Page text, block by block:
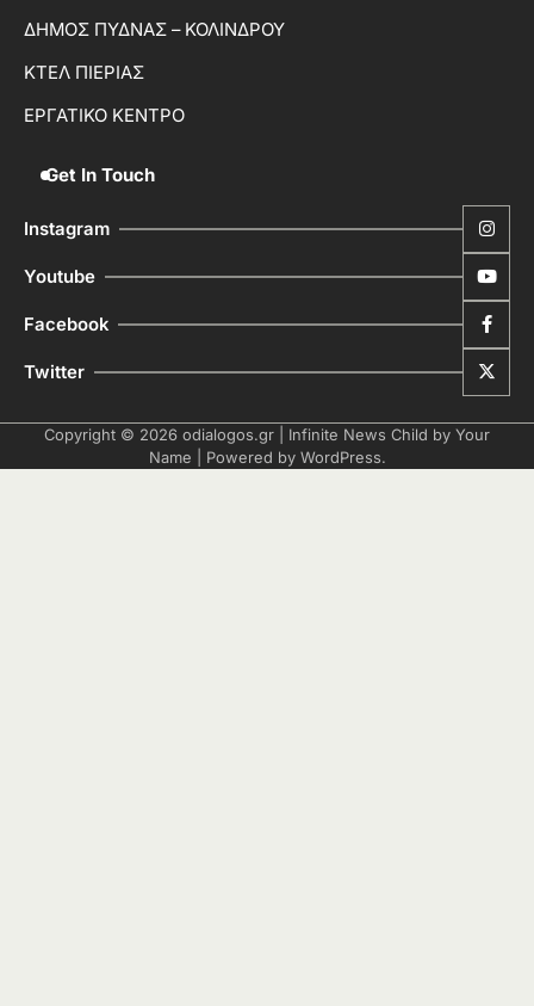
ΔΗΜΟΣ ΠΥΔΝΑΣ – ΚΟΛΙΝΔΡΟΥ
ΚΤΕΛ ΠΙΕΡΙΑΣ
ΕΡΓΑΤΙΚΟ ΚΕΝΤΡΟ
Get In Touch
Instagram
Youtube
Facebook
Twitter
Copyright © 2026 odialogos.gr | Infinite News Child by Your
Name | Powered by WordPress.